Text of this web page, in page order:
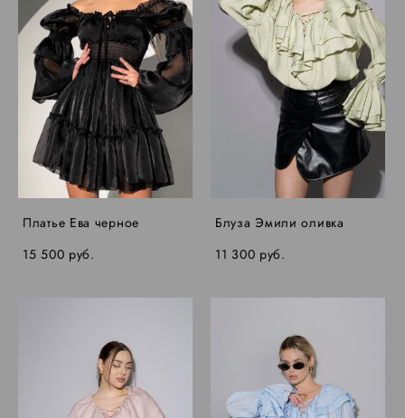
Платье Ева черное
15 500 pуб.
Блуза Эмили оливка
11 300 pуб.